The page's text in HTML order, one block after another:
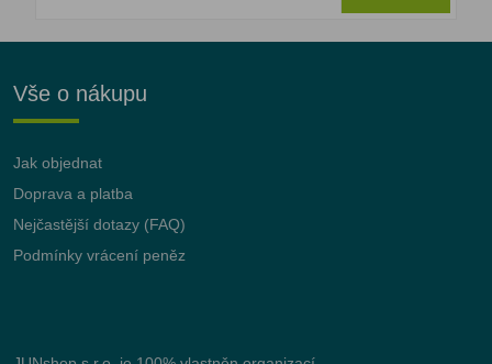
Vše o nákupu
Jak objednat
Doprava a platba
Nejčastější dotazy (FAQ)
Podmínky vrácení peněz